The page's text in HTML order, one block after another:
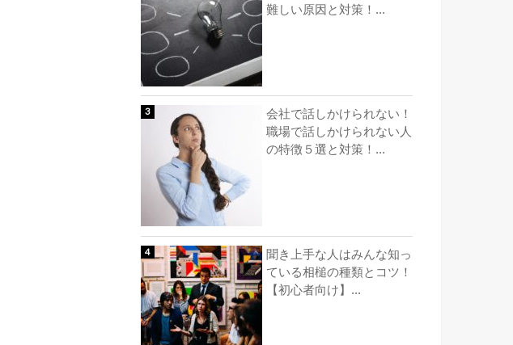
難しい原因と対策！...
会社で話しかけられない！
職場で話しかけられない人
の特徴５選と対策！...
聞き上手な人はみんな知っ
ている相槌の種類とコツ！
【初心者向け】...